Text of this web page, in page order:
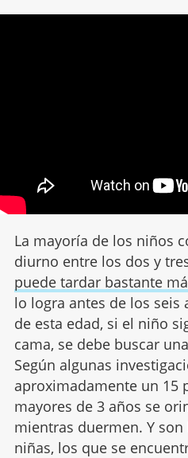
La mayoría de los niños
diurno entre los dos y
puede tardar bastante
lo logra antes de los seis
de esta edad, si el niño
cama, se debe buscar
Según algunas
aproximadamente un 15
mayores de 3 años se
mientras duermen. Y
niñas, los que se